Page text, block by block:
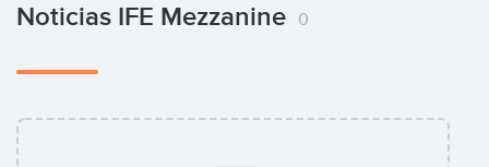
Noticias IFE Mezzanine 0